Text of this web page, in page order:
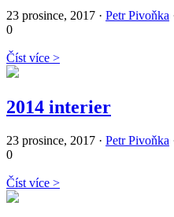
23 prosince, 2017 · Petr Pivoňka
0
Číst více >
2014 interier
23 prosince, 2017 · Petr Pivoňka
0
Číst více >